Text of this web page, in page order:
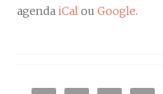
agenda iCal ou Google.